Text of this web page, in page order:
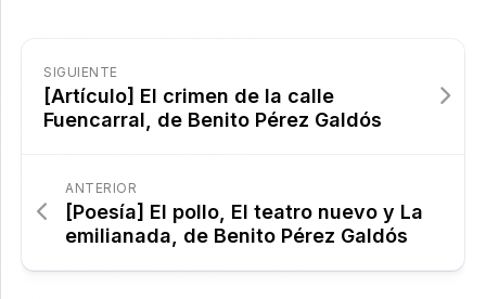
SIGUIENTE
[Artículo] El crimen de la calle
Fuencarral, de Benito Pérez Galdós
ANTERIOR
[Poesía] El pollo, El teatro nuevo y La
emilianada, de Benito Pérez Galdós